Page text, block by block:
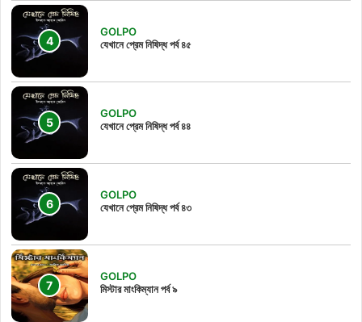
GOLPO
যেখানে প্রেম নিষিদ্ধ পর্ব ৪৫
GOLPO
যেখানে প্রেম নিষিদ্ধ পর্ব ৪৪
GOLPO
যেখানে প্রেম নিষিদ্ধ পর্ব ৪৩
GOLPO
মিস্টার মাংকিম্যান পর্ব ৯